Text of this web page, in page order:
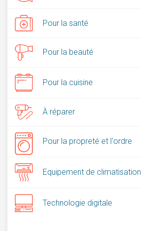
Pour la santé
Pour la beauté
Pour la cuisine
À réparer
Pour la propreté et l'ordre
Equipement de climatisation
Technologie digitale